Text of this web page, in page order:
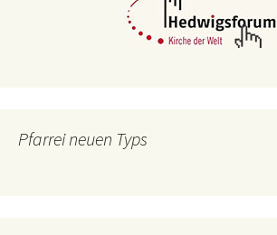
Pfarrei neuen Typs